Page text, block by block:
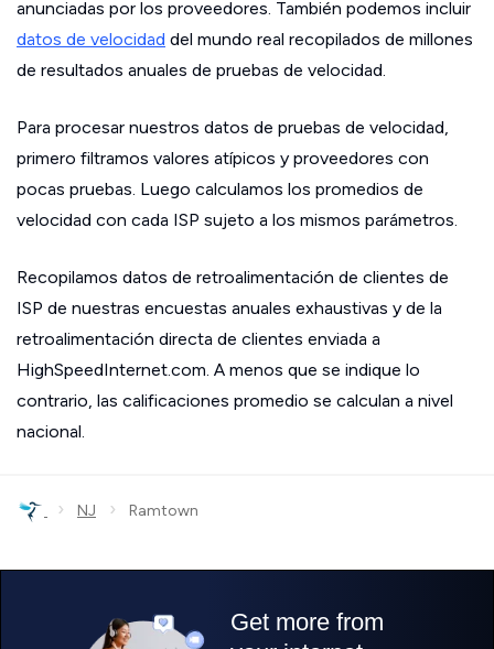
anunciadas por los proveedores. También podemos incluir
datos de velocidad del mundo real recopilados de millones
de resultados anuales de pruebas de velocidad.
Para procesar nuestros datos de pruebas de velocidad,
primero filtramos valores atípicos y proveedores con
pocas pruebas. Luego calculamos los promedios de
velocidad con cada ISP sujeto a los mismos parámetros.
Recopilamos datos de retroalimentación de clientes de
ISP de nuestras encuestas anuales exhaustivas y de la
retroalimentación directa de clientes enviada a
HighSpeedInternet.com. A menos que se indique lo
contrario, las calificaciones promedio se calculan a nivel
nacional.
› NJ › Ramtown